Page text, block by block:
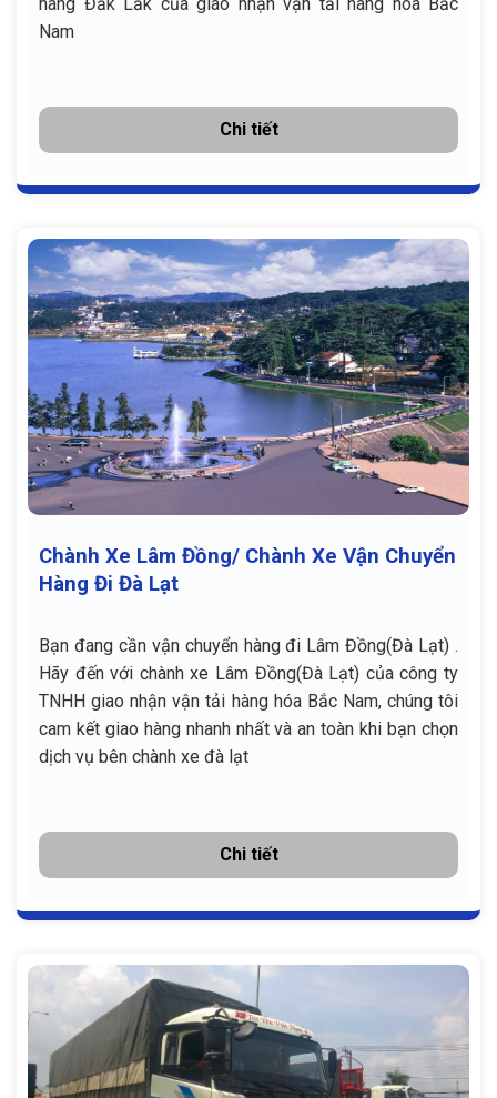
Nam
Chi tiết
Chành Xe Lâm Đồng/ Chành Xe Vận Chuyển
Hàng Đi Đà Lạt
Bạn đang cần vận chuyển hàng đi Lâm Đồng(Đà Lạt) .
Hãy đến với chành xe Lâm Đồng(Đà Lạt) của công ty
TNHH giao nhận vận tải hàng hóa Bắc Nam, chúng tôi
cam kết giao hàng nhanh nhất và an toàn khi bạn chọn
dịch vụ bên chành xe đà lạt
Chi tiết